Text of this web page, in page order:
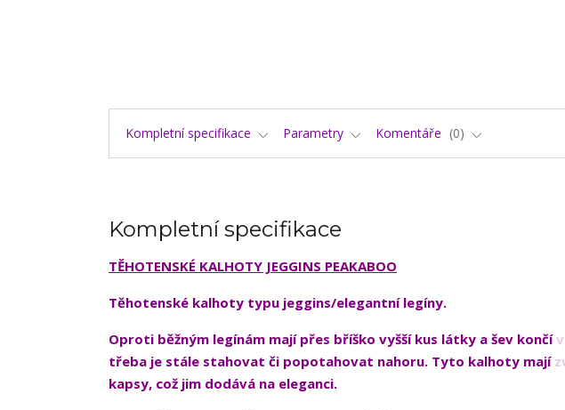
Kompletní specifikace Parametry Komentáře 0
Kompletní specifikace
TĚHOTENSKÉ KALHOTY JEGGINS PEAKABOO
Těhotenské kalhoty typu jeggins/elegantní legíny.
Oproti běžným legínám mají přes bříško vyšší kus látky a šev končí
třeba je stále stahovat či popotahovat nahoru. Tyto kalhoty mají
kapsy, což jim dodává na eleganci.